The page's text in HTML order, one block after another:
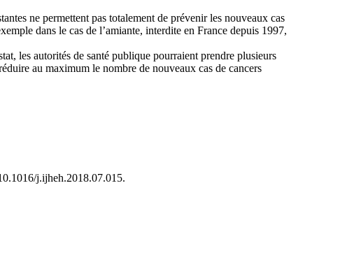
ne permettent pas totalement de prévenir les nouveaux cas
dans le cas de l’amiante, interdite en France depuis 1997,
les autorités de santé publique pourraient prendre plusieurs
au maximum le nombre de nouveaux cas de cancers
j.ijheh.2018.07.015.